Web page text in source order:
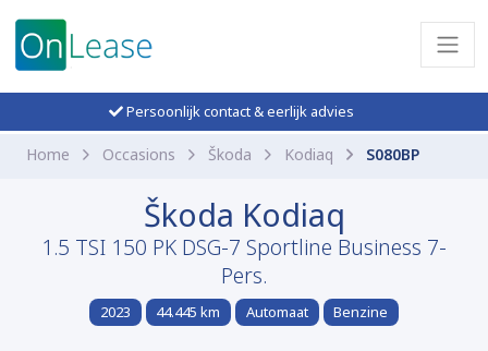
Persoonlijk contact & eerlijk advies
Home Occasions Škoda Kodiaq S080BP
Škoda Kodiaq
1.5 TSI 150 PK DSG-7 Sportline Business 7-
Pers.
2023 44.445 km Automaat Benzine